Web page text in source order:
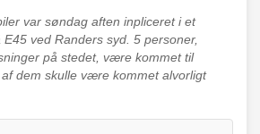
var søndag aften inpliceret i et
ved Randers syd. 5 personer,
på stedet, være kommet til
dem skulle være kommet alvorligt